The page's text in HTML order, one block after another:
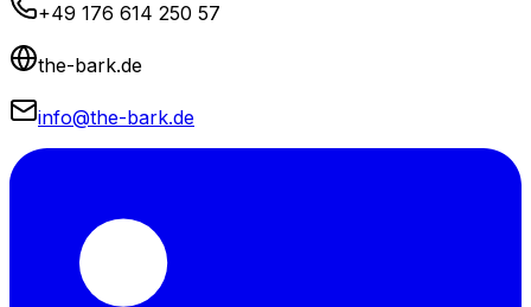
+49 176 614 250 57
the-bark.de
info@the-bark.de